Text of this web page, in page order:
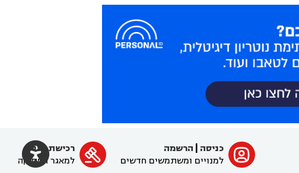
 ﱐ כניסה
הרשמה
למנויים ומשתמשים חדשים

רכישת מנוי
למאגר הפסיקה